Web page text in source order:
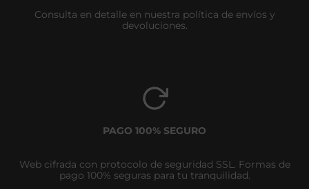
Consulta en detalle en nuestra política de envíos y
devoluciones.
PAGO 100% SEGURO
Web cifrada con protocolo de seguridad SSL. Formas de
pago 100% seguras para tu tranquilidad.